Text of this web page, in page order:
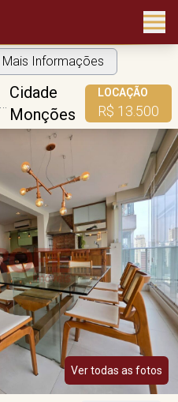
Cidade
Monções
LOCAÇÃO
R$ 13.500
Mais Informações
Ver todas as fotos